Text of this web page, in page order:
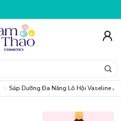
Sáp Dưỡng Đa Năng Lô Hội Vaseline